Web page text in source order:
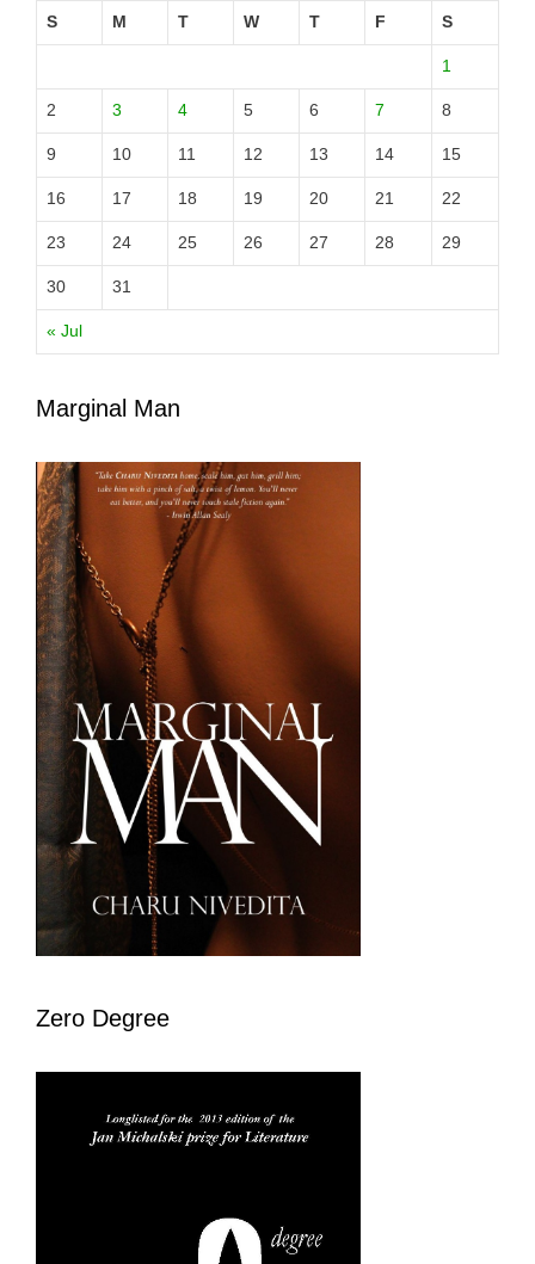
S M T W T F S
« Jul
1
2 3 4 5 6 7 8
9 10 11 12 13 14 15
16 17 18 19 20 21 22
23 24 25 26 27 28 29
30 31
Marginal Man
Zero Degree